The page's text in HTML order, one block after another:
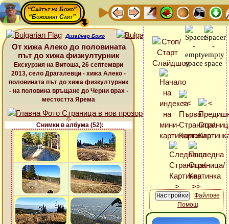
“Сайтът на Божо”
“Божовият Сайт”
Дизайнер Божо
От хижа Алеко до половината
път до хижа физкултурник
Екскурзия на Витоша, 26 септември
2013, село Драгалевци - хижа Алеко -
половината път до хижа физкултурник
- на половина връщане до Черни врах -
местостта Ярема
Снимки в албума (52):
Файлове
Помощ